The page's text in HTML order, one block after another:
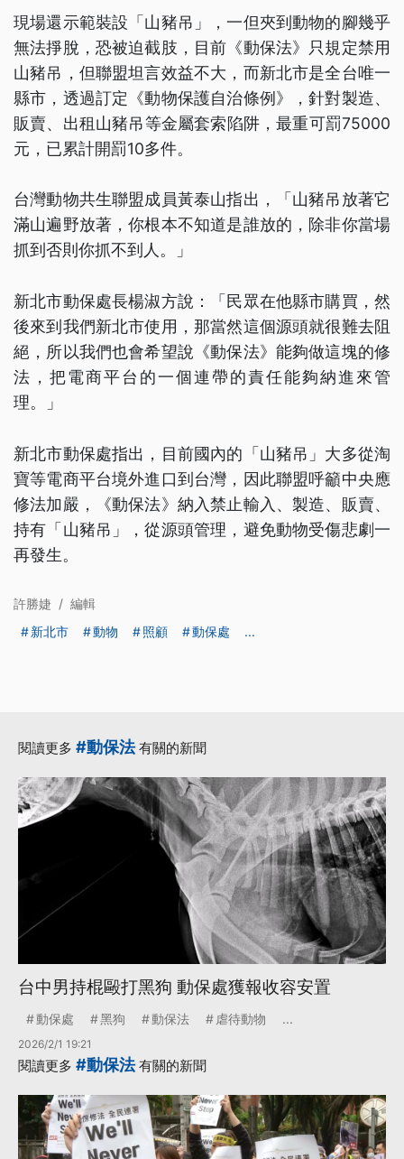
現場還示範裝設「山豬吊」，一但夾到動物的腳幾乎
無法掙脫，恐被迫截肢，目前《動保法》只規定禁用
山豬吊，但聯盟坦言效益不大，而新北市是全台唯一
縣市，透過訂定《動物保護自治條例》，針對製造、
販賣、出租山豬吊等金屬套索陷阱，最重可罰75000
元，已累計開罰10多件。
台灣動物共生聯盟成員黃泰山指出，「山豬吊放著它
滿山遍野放著，你根本不知道是誰放的，除非你當場
抓到否則你抓不到人。」
新北市動保處長楊淑方說：「民眾在他縣市購買，然
後來到我們新北市使用，那當然這個源頭就很難去阻
絕，所以我們也會希望說《動保法》能夠做這塊的修
法，把電商平台的一個連帶的責任能夠納進來管
理。」
新北市動保處指出，目前國內的「山豬吊」大多從淘
寶等電商平台境外進口到台灣，因此聯盟呼籲中央應
修法加嚴，《動保法》納入禁止輸入、製造、販賣、
持有「山豬吊」，從源頭管理，避免動物受傷悲劇一
再發生。
許勝婕 / 編輯
新北市
動物 照顧 動保處 ...
閱讀更多 #動保法有關的新聞
台中男持棍毆打黑狗 動保處獲報收容安置
動保處 黑狗 動保法 虐待動物 ...
2026/2/1 19:21
閱讀更多 #動保法有關的新聞